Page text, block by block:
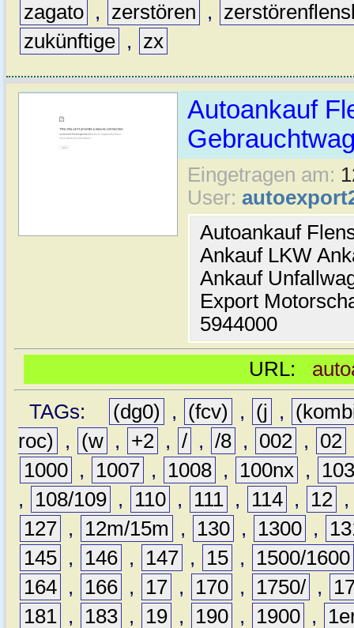
zagato , zerstören ,
zukünftige , zx
Autoankauf
Eingetragen am:
User:
Autoankauf
Ankauf LKW
Ankauf
Export
5944000
URL:
TAGs:
(dg0) , (fcv) , (j ,
roc)
, (w , +2 , / , /8 , 002 , 02
1000 , 1007 , 1008 , 100nx ,
,
108/109 , 110 , 111 , 114 , 12
127 , 12m/15m , 130 , 1300 ,
145 , 146 , 147 , 15 ,
1500/1600
164 , 166 , 17 , 170 , 1750/ ,
181 , 183 , 19 , 190 , 1900 ,